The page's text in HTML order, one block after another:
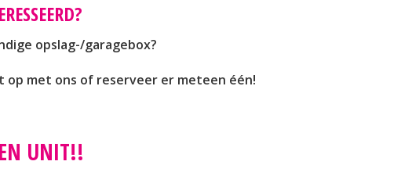
opslag-/garagebox?
op met ons of reserveer er meteen één!
UNIT!!